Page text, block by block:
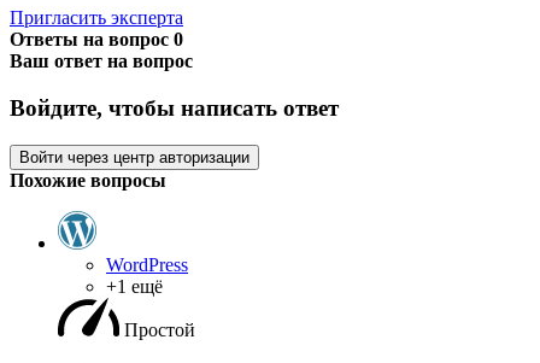
Пригласить эксперта
Ответы на вопрос 0
Ваш ответ на вопрос
Войдите, чтобы написать ответ
Войти через центр авторизации
Похожие вопросы
WordPress
+1 ещё
Простой